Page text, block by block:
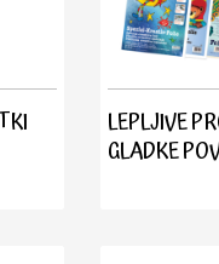
LEPLJIVE
GLADKE